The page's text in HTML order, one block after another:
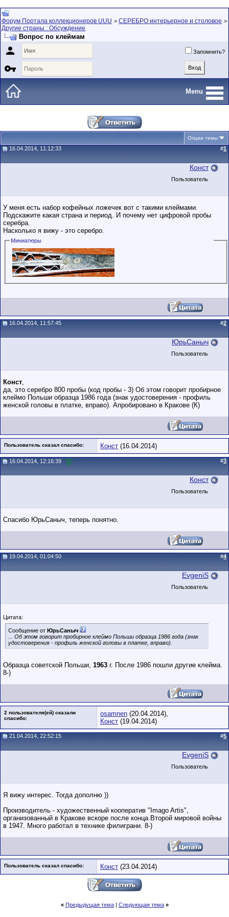
Форум Портала коллекционеров UUU > СЕРЕБРО интерьерное и столовое >
Другие страны : Обсуждение
Вопрос по клеймам
 Запомнить?

Menu
Опции темы
16.04.2014, 11:12:33 #1
Конст
Пользователь
У меня есть набор кофейных ложечек вот с такими клеймами.
Подскажите какая страна и период. И почему нет цифровой пробы
серебра.
Насколько я вижу - это серебро.
Миниатюры
16.04.2014, 11:57:45 #2
ЮрьСаныч
Пользователь
Конст,
да, это серебро 800 пробы (код пробы - 3) Об этом говорит пробирное
клеймо Польши образца 1986 года (знак удостоверения - профиль
женской головы в платке, вправо). Апробировано в Кракове (К)
Пользователь сказал cпасибо: Конст (16.04.2014)
16.04.2014, 12:16:39 #3
Конст
Пользователь
Спасибо ЮрьСаныч, теперь понятно.
19.04.2014, 01:04:50 #4
EvgeniS
Пользователь
Цитата:
Сообщение от ЮрьСаныч
... Об этом говорит пробирное клеймо Польши образца 1986 года (знак
удостоверения - профиль женской головы в платке, вправо).
Образца советской Польши, 1963 г. После 1986 пошли другие клейма.
8-)
2 пользователя(ей) сказали
cпасибо:
osamnen (20.04.2014),
Конст (19.04.2014)
21.04.2014, 22:52:15 #5
EvgeniS
Пользователь
Я вижу интерес. Тогда дополню ))
Производитель - художественный кооператив "Imago Artis",
организованный в Кракове вскоре после конца Второй мировой войны
в 1947. Много работал в технике филиграни. 8-)
Пользователь сказал cпасибо: Конст (23.04.2014)
« Предыдущая тема| Следующая тема »